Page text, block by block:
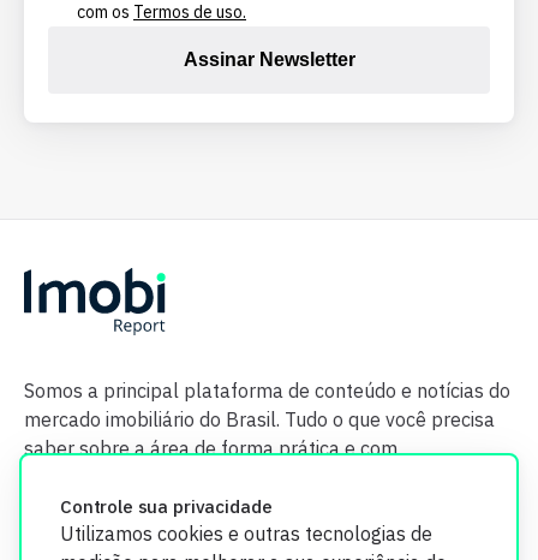
Controle sua privacidade
Utilizamos cookies e outras tecnologias de
com os Termos de uso.
Assinar Newsletter
Somos a principal plataforma de conteúdo e notícias do
mercado imobiliário do Brasil. Tudo o que você precisa
saber sobre a área de forma prática e com